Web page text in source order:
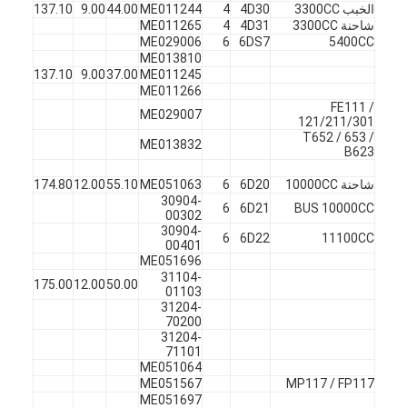
الخبب 3300CC 4D30
4
ME011244
44.00
9.00
137.10
شاحنة 3300CC
4D31
4
ME011265
5400CC
6DS7
6
ME029006
ME013810
ME011245
37.00
9.00
137.10
ME011266
FE111 /
121/211/301
ME029007
T652 / 653 /
B623
ME013832
شاحنة 10000CC 6D20
6
ME051063
55.10
12.00
174.80
BUS 10000CC
6D21
6
30904-
00302
11100CC
6D22
6
30904-
00401
ME051696
31104-
01103
50.00
12.00
175.00
31204-
70200
31204-
71101
ME051064
MP117 / FP117
ME051567
ME051697